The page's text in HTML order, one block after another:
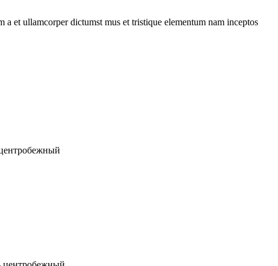
et ullamcorper dictumst mus et tristique elementum nam inceptos